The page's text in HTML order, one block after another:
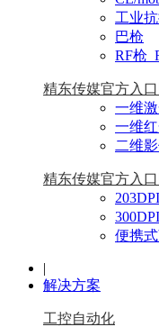
工业
巴枪
RF枪
精东传媒官方入
一维
一维
二维
精东传媒官方入
便携
|
解决方案
工控自动化